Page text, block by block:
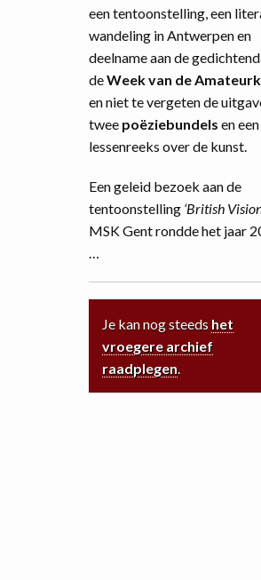
een tentoonstelling, een
wandeling in Antwerpen en
deelname aan de
deWeek van de
en niet te vergeten de
twee poëziebundels en een
lessenreeks over de kunst.
Een geleid bezoek aan de
tentoonstelling ‘British
MSK Gent rondde het jaar
Je kan nog steeds het
vroegere archief
raadplegen.